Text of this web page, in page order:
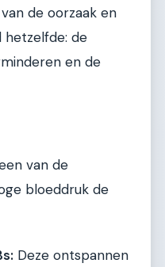
de oorzaak en
hetzelfde: de
en de
van de
bloeddruk de
Deze ontspannen